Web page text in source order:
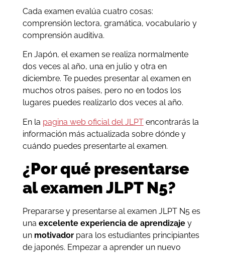
Cada examen evalúa cuatro cosas:
comprensión lectora, gramática, vocabulario y
comprensión auditiva.
En Japón, el examen se realiza normalmente
dos veces al año, una en julio y otra en
diciembre. Te puedes presentar al examen en
muchos otros países, pero no en todos los
lugares puedes realizarlo dos veces al año.
En la pagina web oficial del JLPTencontrarás la
información más actualizada sobre dónde y
cuándo puedes presentarte al examen.
¿Por qué presentarse
al examen JLPT N5?
Prepararse y presentarse al examen JLPT N5 es
una excelente experiencia de aprendizajey
un motivadorpara los estudiantes principiantes
de japonés. Empezar a aprender un nuevo